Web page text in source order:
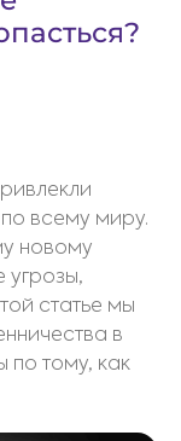
всему миру.
новому
угрозы,
статье мы
в
по тому, как